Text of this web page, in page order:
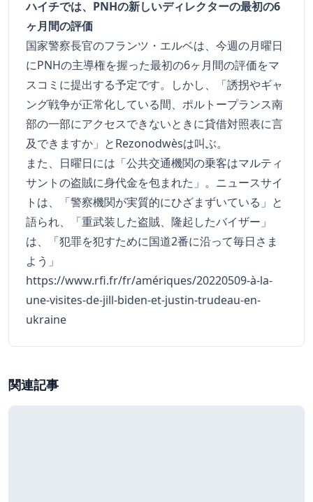
ハイチでは、PNHの新しいディレクターの最初の6
ヶ月間の評価
国家警察長官のフランツ・エルベは、今週の月曜日
にPNHの主導権を握った最初の6ヶ月間の評価をマ
スコミに提出する予定です。しかし、「誘拐やギャ
ング戦争が正常化している間、ポルトープランス南
部の一部にアクセスできないときに貸借対照表に言
及できますか」とRezonodwèsは叫ぶ。
また、日曜日には「公共交通機関の乗客はマルティ
サントの盗賊に身代金を包まれた」。ニュースサイ
トは、「警察機関が実質的にひざまずいている」と
語られ、「重武装した盗賊、隆起したバイザー」
は、「犯罪を犯すために国道2番に沿って毎日さま
よう」
https://www.rfi.fr/fr/amériques/20220509-à-la-
une-visites-de-jill-biden-et-justin-trudeau-en-
ukraine
関連記事